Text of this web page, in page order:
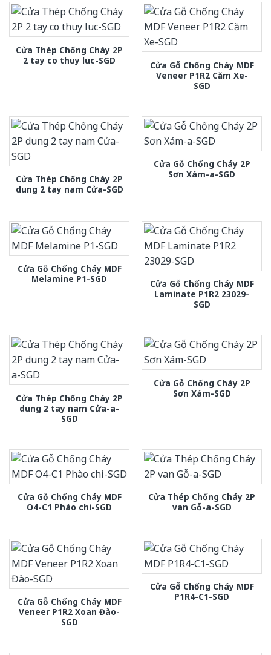
Cửa Thép Chống Cháy 2P
2 tay co thuy luc-SGD
Cửa Gỗ Chống Cháy MDF
Veneer P1R2 Căm Xe-
SGD
Cửa Thép Chống Cháy 2P
dung 2 tay nam Cửa-SGD
Cửa Gỗ Chống Cháy 2P
Sơn Xám-a-SGD
Cửa Gỗ Chống Cháy MDF
Melamine P1-SGD
Cửa Gỗ Chống Cháy MDF
Laminate P1R2 23029-
SGD
Cửa Thép Chống Cháy 2P
dung 2 tay nam Cửa-a-
SGD
Cửa Gỗ Chống Cháy 2P
Sơn Xám-SGD
Cửa Gỗ Chống Cháy MDF
O4-C1 Phào chi-SGD
Cửa Thép Chống Cháy 2P
van Gỗ-a-SGD
Cửa Gỗ Chống Cháy MDF
Veneer P1R2 Xoan Đào-
SGD
Cửa Gỗ Chống Cháy MDF
P1R4-C1-SGD